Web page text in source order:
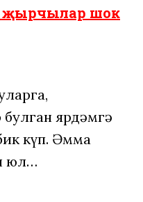
җырчылар шок
ярдәмгә
күп. Әмма
юл…